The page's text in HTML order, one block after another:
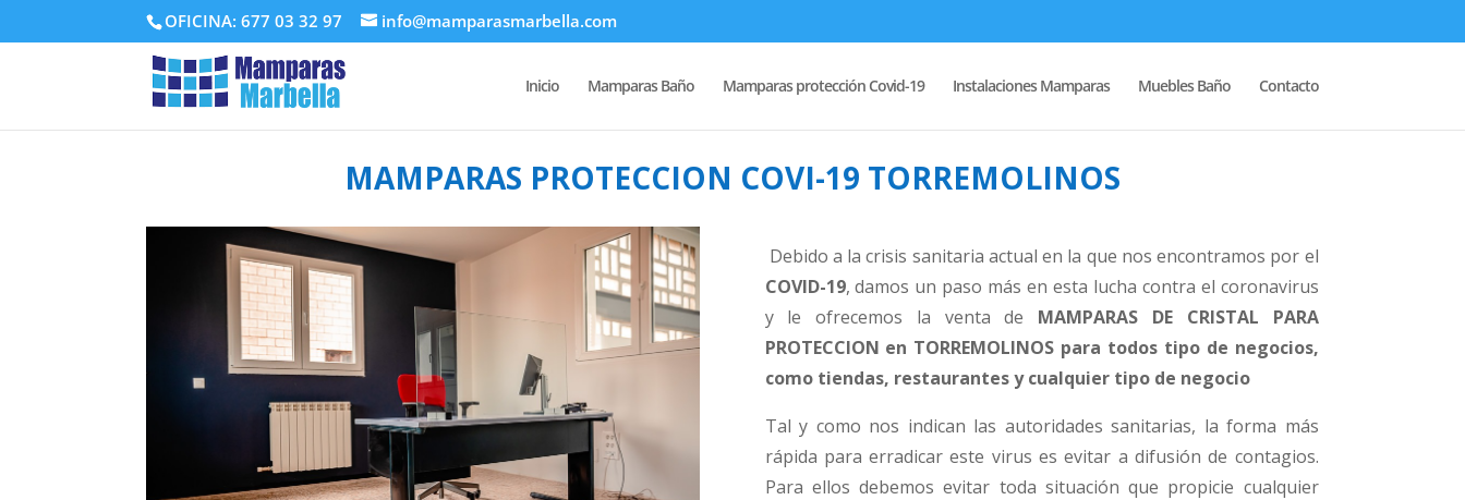
OFICINA: 677 03 32 97 info@mamparasmarbella.com
Inicio Mamparas Baño Mamparas protección Covid-19 Instalaciones Mamparas Muebles Baño Contacto
MAMPARAS PROTECCION COVI-19 TORREMOLINOS
Debido a la crisis sanitaria actual en la que nos encontramos por el
COVID-19, damos un paso más en esta lucha contra el coronavirus
y le ofrecemos la venta de MAMPARAS DE CRISTAL PARA
PROTECCION en TORREMOLINOS para todos tipo de negocios,
como tiendas, restaurantes y cualquier tipo de negocio
Tal y como nos indican las autoridades sanitarias, la forma más
rápida para erradicar este virus es evitar a difusión de contagios.
Para ellos debemos evitar toda situación que propicie cualquier